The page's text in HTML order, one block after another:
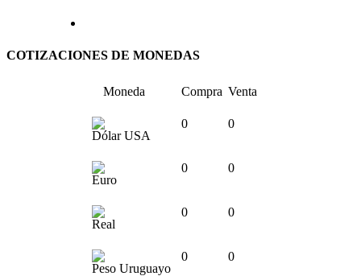
COTIZACIONES DE MONEDAS
Moneda Compra Venta
Dólar USA
0 0
Euro
0 0
Real
0 0
Peso Uruguayo
0 0